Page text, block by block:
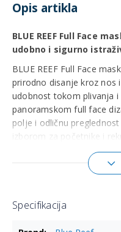
Opis artikla
BLUE REEF Full Face
udobno i sigurno
BLUE REEF Full Face
prirodno disanje kroz nos
udobnost tokom plivanja i
panoramskom full face
polje i odličnu
izborom za početnike i
Model White Blue U
kombinaciji i izrađen je
Specifikacija